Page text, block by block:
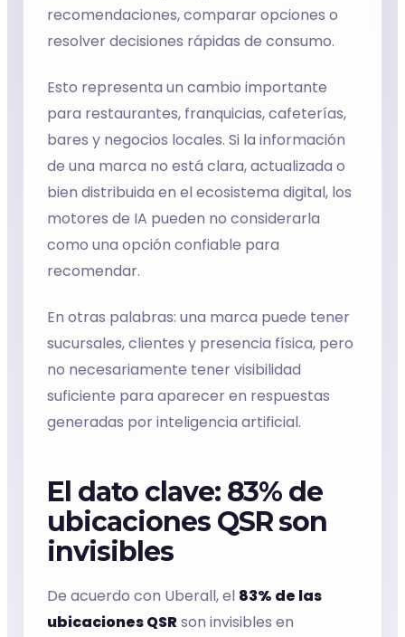
recomendaciones, comparar opciones o
resolver decisiones rápidas de consumo.
Esto representa un cambio importante
para restaurantes, franquicias, cafeterías,
bares y negocios locales. Si la información
de una marca no está clara, actualizada o
bien distribuida en el ecosistema digital, los
motores de IA pueden no considerarla
como una opción confiable para
recomendar.
En otras palabras: una marca puede tener
sucursales, clientes y presencia física, pero
no necesariamente tener visibilidad
suficiente para aparecer en respuestas
generadas por inteligencia artificial.
El dato clave: 83% de
ubicaciones QSR son
invisibles
De acuerdo con Uberall, el 83% de las
ubicaciones QSRson invisibles en